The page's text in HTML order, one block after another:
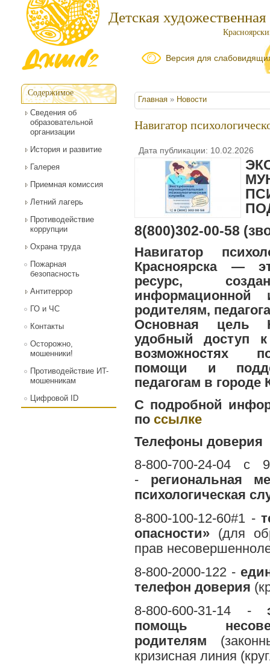
Детская
Версия для
Содержимое
Сведения об
образовательной
организации
История и развитие
Галерея
Приемная комиссия
Летний лагерь
Противодействие
коррупции
Охрана труда
Пожарная
безопасность
Антитеррор
ГО и ЧС
Контакты
Осторожно,
мошенники!
Противодействие ИT-
мошенникам
Цифровой ID
Вы здесь
Главная » Новости
Навигатор
Дата публикации: 10.02.2026
8(800)302-00-58
Навигатор
Красноярска —
ресурс,
информационной
родителям,
Основная цель
удобный доступ
возможностях
помощи и
педагогам в городе
С подробной
поссылке
Телефоны доверия
8-800-700-24-04 с
- региональная
психологическая
8-800-100-12-60#1 -
опасности» (для
прав
8-800-2000-122 -
телефон доверия
8-800-600-31-14 -
помощь
родителям
кризисная линия